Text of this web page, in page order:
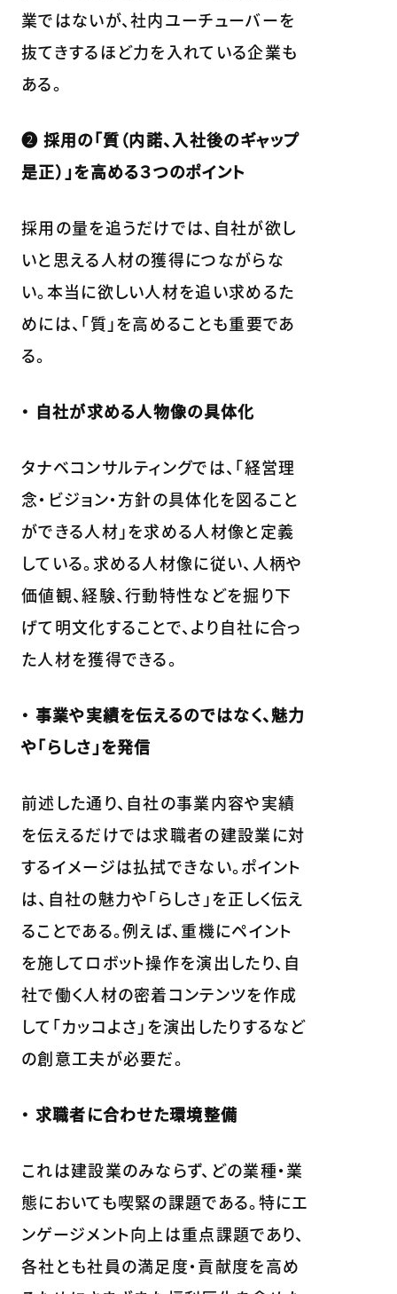
業ではないが、社内ユーチューバーを
抜てきするほど力を入れている企業も
ある。
❷ 採用の「質（内諾、入社後のギャップ
是正）」を高める３つのポイント
採用の量を追うだけでは、自社が欲し
いと思える人材の獲得につながらな
い。本当に欲しい人材を追い求めるた
めには、「質」を高めることも重要であ
る。
・ 自社が求める人物像の具体化
タナベコンサルティングでは、「経営理
念・ビジョン・方針の具体化を図ること
ができる人材」を求める人材像と定義
している。求める人材像に従い、人柄や
価値観、経験、行動特性などを掘り下
げて明文化することで、より自社に合っ
た人材を獲得できる。
・ 事業や実績を伝えるのではなく、魅力
や「らしさ」を発信
前述した通り、自社の事業内容や実績
を伝えるだけでは求職者の建設業に対
するイメージは払拭できない。ポイント
は、自社の魅力や「らしさ」を正しく伝え
ることである。例えば、重機にペイント
を施してロボット操作を演出したり、自
社で働く人材の密着コンテンツを作成
して「カッコよさ」を演出したりするなど
の創意工夫が必要だ。
・ 求職者に合わせた環境整備
これは建設業のみならず、どの業種・業
態においても喫緊の課題である。特にエ
ンゲージメント向上は重点課題であり、
各社とも社員の満足度・貢献度を高め